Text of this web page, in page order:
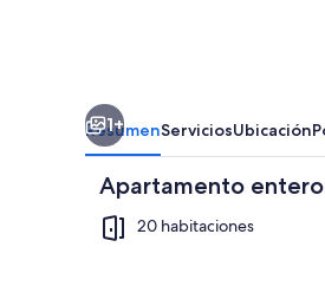
1+
ResumenServiciosUbicación
Apartamento entero
20 habitaciones